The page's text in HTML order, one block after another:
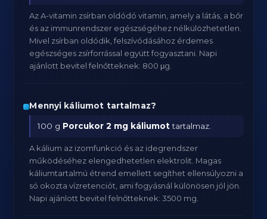
Az A-vitamin zsírban oldódó vitamin, amely a látás, a bőr
és az immunrendszer egészségéhez nélkülözhetetlen.
Mivel zsírban oldódik, felszívódásához érdemes
egészséges zsírforrással együtt fogyasztani. Napi
ajánlott bevitel felnőtteknek: 800 μg.
Mennyi káliumot tartalmaz?
100 g Porcukor 2 mg káliumottartalmaz.
A kálium az izomfunkció és az idegrendszer
működéséhez elengedhetetlen elektrolit. Magas
káliumtartalmú étrend emellett segíthet ellensúlyozni a
só okozta vízretenciót, ami fogyásnál különösen jól jön.
Napi ajánlott bevitel felnőtteknek: 3500 mg.